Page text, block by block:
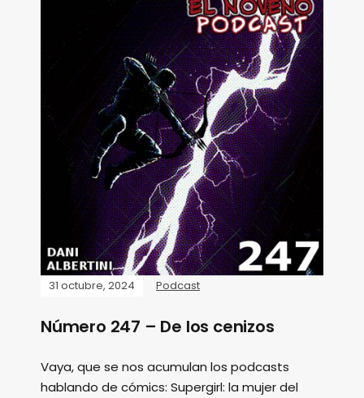
31 octubre, 2024 Podcast
Número 247 – De los cenizos
Vaya, que se nos acumulan los podcasts
hablando de cómics: Supergirl: la mujer del